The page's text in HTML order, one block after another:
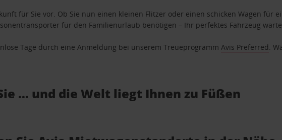
für Sie vor. Ob Sie nun einen kleinen Flitzer oder einen schicken Wagen für
für den Familienurlaub benötigen – Ihr perfektes Fahrzeug
Tage durch eine Anmeldung bei unserem TreueprogrammAvis Preferred.
… und die Welt liegt Ihnen zu Füßen